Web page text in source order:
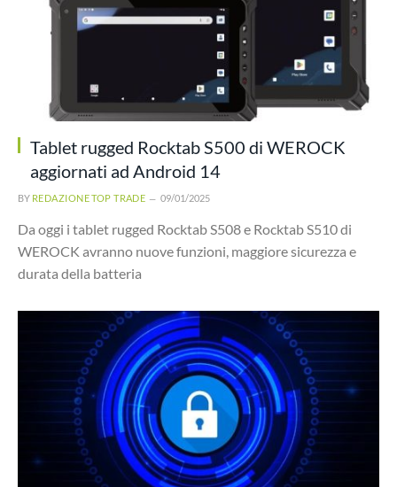
Tablet rugged Rocktab S500 di WEROCK
aggiornati ad Android 14
BY REDAZIONE TOP TRADE 09/01/2025
Da oggi i tablet rugged Rocktab S508 e Rocktab S510 di
WEROCK avranno nuove funzioni, maggiore sicurezza e
durata della batteria